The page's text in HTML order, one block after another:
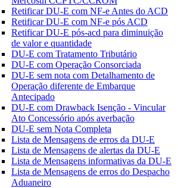
Retificar DU-E com NF-e Antes do ACD
Retificar DU-E com NF-e pós ACD
Retificar DU-E pós-acd para diminuição
de valor e quantidade
DU-E com Tratamento Tributário
DU-E com Operação Consorciada
DU-E sem nota com Detalhamento de
Operação diferente de Embarque
Antecipado
DU-E com Drawback Isenção - Vincular
Ato Concessório após averbação
DU-E sem Nota Completa
Lista de Mensagens de erros da DU-E
Lista de Mensagens de alertas da DU-E
Lista de Mensagens informativas da DU-E
Lista de Mensagens de erros do Despacho
Aduaneiro